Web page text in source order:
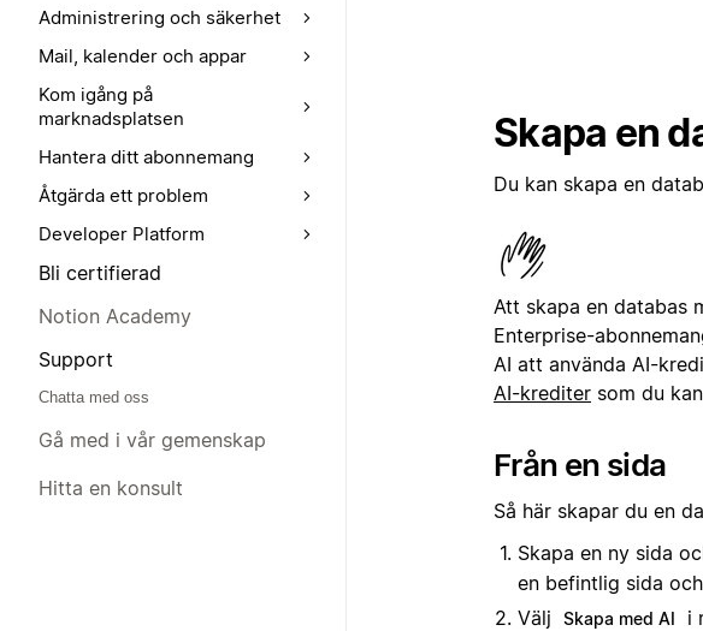
Administrering och säkerhet
Mail, kalender och appar
Kom igång på
marknadsplatsen
Hantera ditt abonnemang
Åtgärda ett problem
Developer Platform
Bli certifierad
Notion Academy
Support
Chatta med oss
Gå med i vår gemenskap
Hitta en konsult
Skapa en
Du kan skapa en
Att skapa en databas
Enterprise-
AI att använda AI-
AI-krediter som du
Från en sida
Så här skapar du en
Skapa en ny sida
en befintlig sida
Välj
Skapa med AI
i